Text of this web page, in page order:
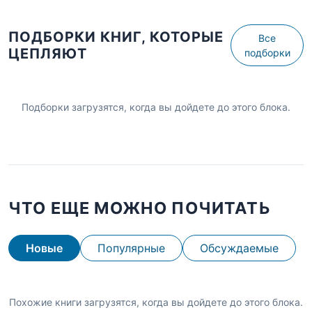
ПОДБОРКИ КНИГ, КОТОРЫЕ
ЦЕПЛЯЮТ
Все
подборки
Подборки загрузятся, когда вы дойдете до этого блока.
ЧТО ЕЩЕ МОЖНО ПОЧИТАТЬ
Новые Популярные Обсуждаемые
Похожие книги загрузятся, когда вы дойдете до этого блока.